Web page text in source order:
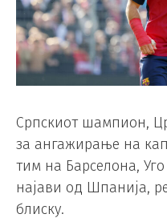
Српскиот шампион,
за ангажирање на
тим на Барселона,
најави од Шпанија,
блиску.